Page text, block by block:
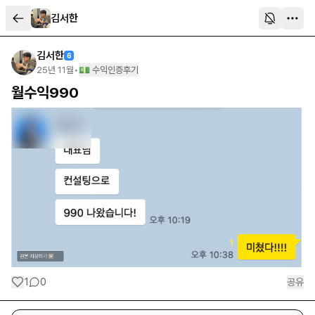
김서한
김서한 6
25년 11월 • 💵 수익인증후기
월수익990
1 0 공유